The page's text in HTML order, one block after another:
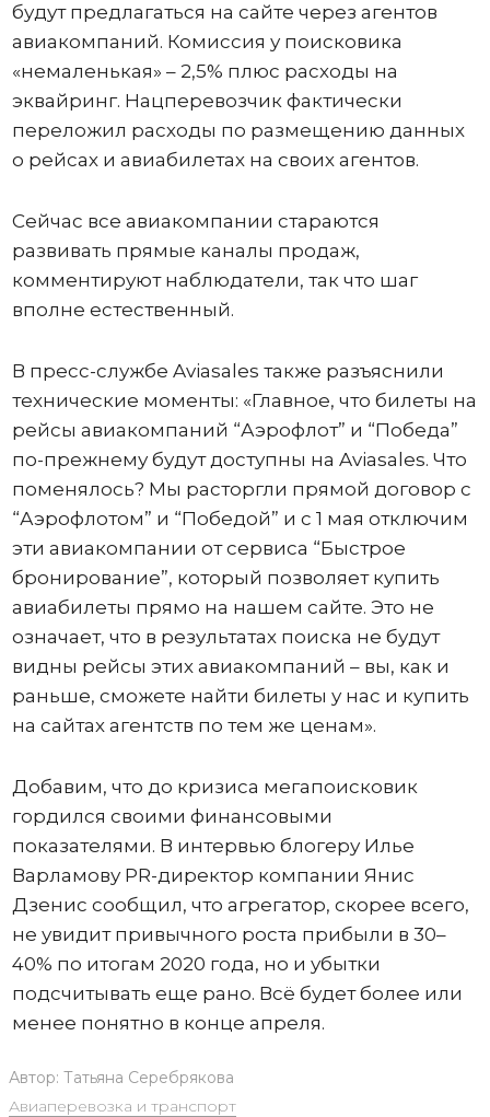
будут предлагаться на сайте через агентов
авиакомпаний. Комиссия у поисковика
«немаленькая» – 2,5% плюс расходы на
эквайринг. Нацперевозчик фактически
переложил расходы по размещению данных
о рейсах и авиабилетах на своих агентов.
Сейчас все авиакомпании стараются
развивать прямые каналы продаж,
комментируют наблюдатели, так что шаг
вполне естественный.
В пресс-службе Aviasales также разъяснили
технические моменты: «Главное, что билеты на
рейсы авиакомпаний “Аэрофлот” и “Победа”
по-прежнему будут доступны на Aviasales. Что
поменялось? Мы расторгли прямой договор с
“Аэрофлотом” и “Победой” и с 1 мая отключим
эти авиакомпании от сервиса “Быстрое
бронирование”, который позволяет купить
авиабилеты прямо на нашем сайте. Это не
означает, что в результатах поиска не будут
видны рейсы этих авиакомпаний – вы, как и
раньше, сможете найти билеты у нас и купить
на сайтах агентств по тем же ценам».
Добавим, что до кризиса мегапоисковик
гордился своими финансовыми
показателями. В интервью блогеру Илье
Варламову PR-директор компании Янис
Дзенис сообщил, что агрегатор, скорее всего,
не увидит привычного роста прибыли в 30–
40% по итогам 2020 года, но и убытки
подсчитывать еще рано. Всё будет более или
менее понятно в конце апреля.
Автор: Татьяна Серебрякова
Авиаперевозка и транспорт